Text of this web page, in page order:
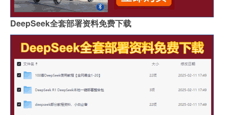
DeepSeek全套部署资料免费下载